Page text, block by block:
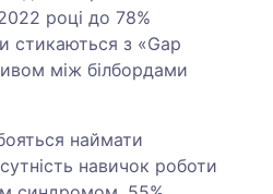
році до 78%
стикаються з «Gap
між білбордами
наймати
навичок роботи